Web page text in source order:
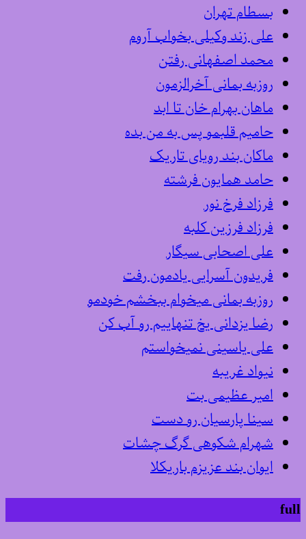
بسطام تهران
علی زند وکیلی بخواب آروم
محمد اصفهانی رفتن
روزبه بمانی آخرالزمون
ماهان بهرام خان تا ابد
حامیم قلبمو پس به من بده
ماکان بند رویای تاریک
حامد همایون فرشته
فرزاد فرخ نور
فرزاد فرزین کلبه
علی اصحابی سیگار
فریدون آسرایی یادمون رفت
روزبه بمانی میخوام ببخشم خودمو
رضا یزدانی یخ تنهاییم رو آب کن
علی یاسینی نمیخواستم
نیواد غریبه
امیر عظیمی بت
سینا پارسیان رو دست
شهرام شکوهی گرگ چشات
ایوان بند عزیزم باریکلا
full